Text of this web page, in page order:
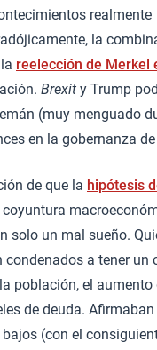
realmente
la
reelección de Merkel
Brexit y Trump
(muy menguado
en la gobernanza
de que la hipótesis
solo un mal sueño.
a tener un
población, el aumento
de deuda.
(con el